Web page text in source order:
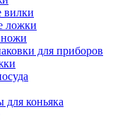
вилки
ложки
для приборов
для коньяка